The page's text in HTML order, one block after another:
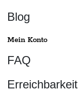
Blog
Mein Konto
FAQ
Erreichbarkeit